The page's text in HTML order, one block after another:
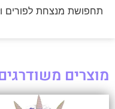
תחפושת מנצחת לפורים
מוצרים